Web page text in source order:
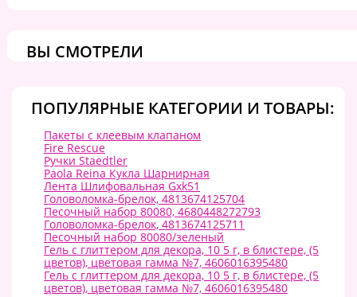
ВЫ СМОТРЕЛИ
ПОПУЛЯРНЫЕ КАТЕГОРИИ И ТОВАРЫ:
Пакеты с клеевым клапаном
Fire Rescue
Ручки Staedtler
Paola Reina Кукла Шарнирная
Лента Шлифовальная Gxk51
Головоломка-брелок, 4813674125704
Песочный набор 80080, 4680448272793
Головоломка-брелок, 4813674125711
Песочный набор 80080/зеленый
Гель с глиттером для декора, 10 5 г, в блистере, (5
цветов), цветовая гамма №7, 4606016395480
Гель с глиттером для декора, 10 5 г, в блистере, (5
цветов), цветовая гамма №7, 4606016395480